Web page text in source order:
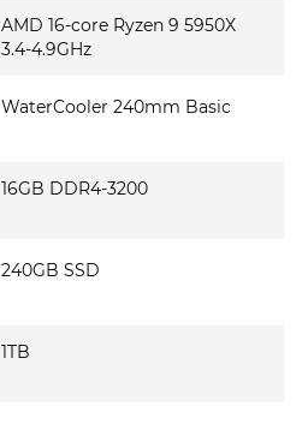
AMD 16-core Ryzen 9 5950X
3.4-4.9GHz
WaterCooler 240mm Basic
16GB DDR4-3200
240GB SSD
1TB